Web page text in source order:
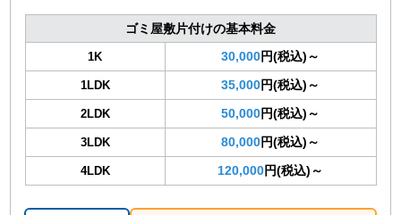
ゴミ屋敷片付けの基本料金
1K 30,000円(税込)～
1LDK 35,000円(税込)～
2LDK 50,000円(税込)～
3LDK 80,000円(税込)～
4LDK 120,000円(税込)～